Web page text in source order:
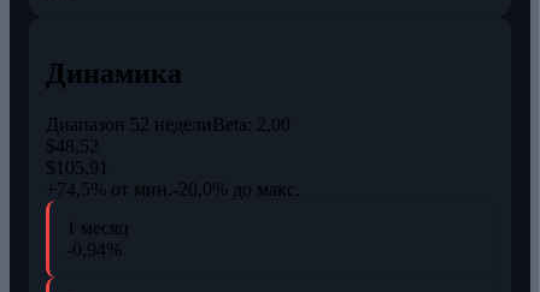
Динамика
Диапазон 52 неделиBeta: 2,00
$48,52
$105,91
+74,5% от мин.-20,0% до макс.
1 месяц
-0,94%